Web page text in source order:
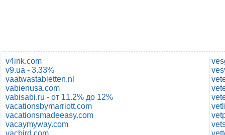
v4ink.com
v9.ua - 3.33%
vaatwastabletten.nl
vabienusa.com
vabisabi.ru - от 11.2% до 12%
vacationsbymarriott.com
vacationsmadeeasy.com
vacaymyway.com
vacbird.com